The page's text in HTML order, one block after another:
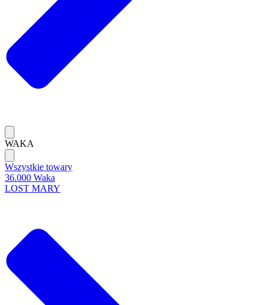
WAKA
Wszystkie towary
36.000 Waka
LOST MARY